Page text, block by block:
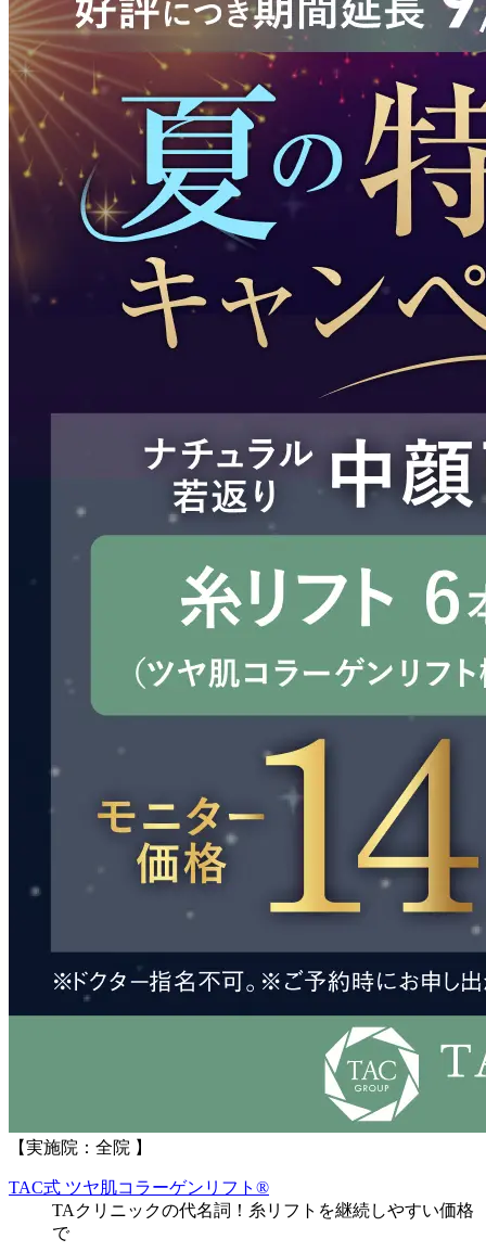
【実施院：全院 】
TAC式 ツヤ肌コラーゲンリフト®
TAクリニックの代名詞！糸リフトを継続しやすい価格
で